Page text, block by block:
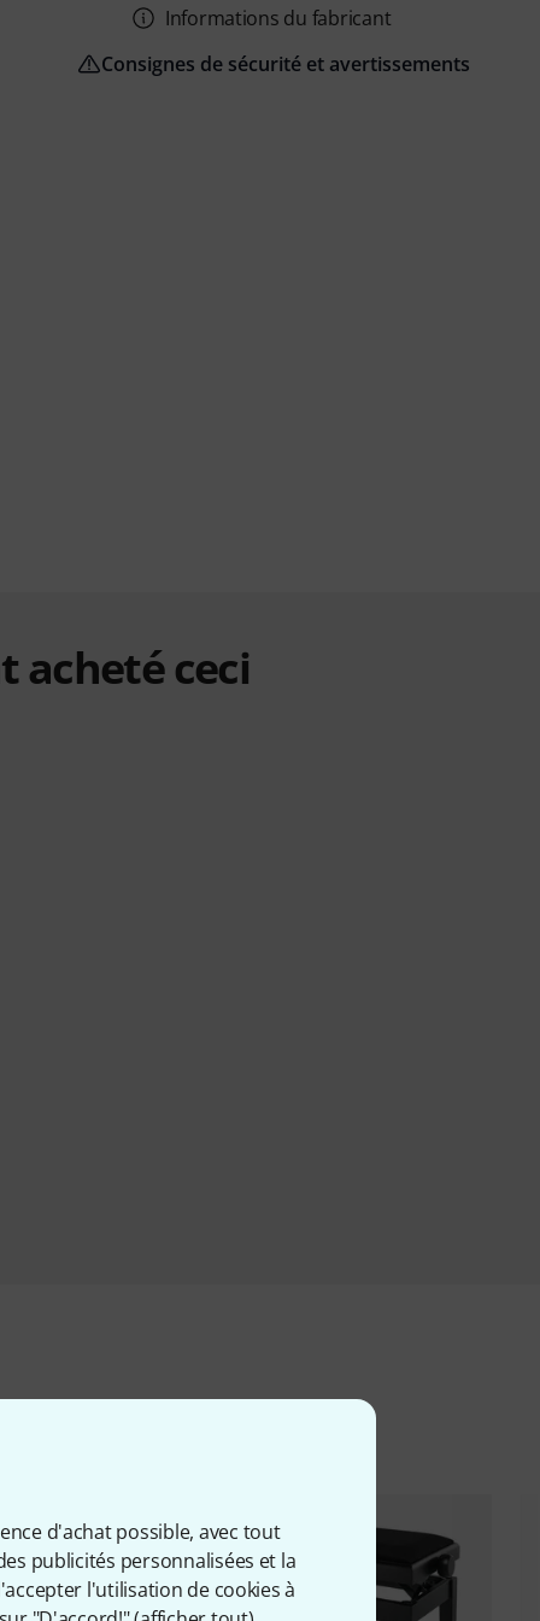
d'achat possible, avec tout
publicités personnalisées et la
l'utilisation de cookies à
Informations du fabricant
Consignes de sécurité et avertissements
acheté ceci